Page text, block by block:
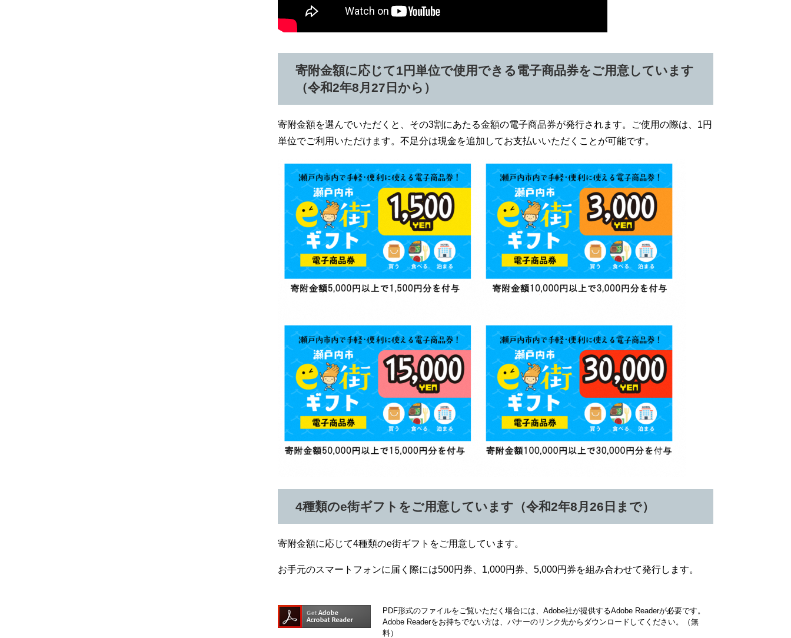
寄附金額に応じて1円単位で使用できる電子商品券をご用意しています
（令和2年8月27日から）
寄附金額を選んでいただくと、その3割にあたる金額の電子商品券が発行されます。ご使用の際は、1円
単位でご利用いただけます。不足分は現金を追加してお支払いいただくことが可能です。
4種類のe街ギフトをご用意しています（令和2年8月26日まで）
寄附金額に応じて4種類のe街ギフトをご用意しています。
お手元のスマートフォンに届く際には500円券、1,000円券、5,000円券を組み合わせて発行します。
PDF形式のファイルをご覧いただく場合には、Adobe社が提供するAdobe Readerが必要です。
Adobe Readerをお持ちでない方は、バナーのリンク先からダウンロードしてください。（無
料）